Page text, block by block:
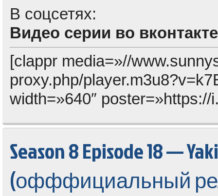
В соцсетях:
Видео серии во
[clappr media=»//
proxy.php/
width=»640″
Season 8 Episode 18 —
(офффициальный